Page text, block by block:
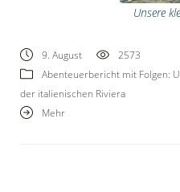
Unsere
9. August
2573
Abenteuerbericht mit Folgen:
der italienischen Riviera
Mehr